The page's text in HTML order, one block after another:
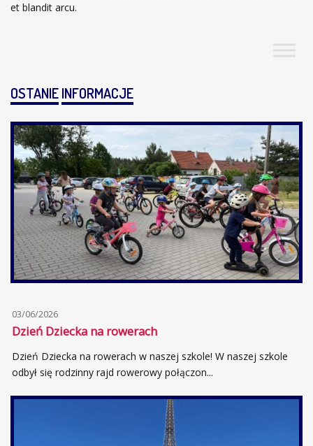
et blandit arcu.
OSTANIEINFORMACJE
03/06/2026
Dzień Dziecka na rowerach
Dzień Dziecka na rowerach w naszej szkole! W naszej szkole
odbył się rodzinny rajd rowerowy połączon...